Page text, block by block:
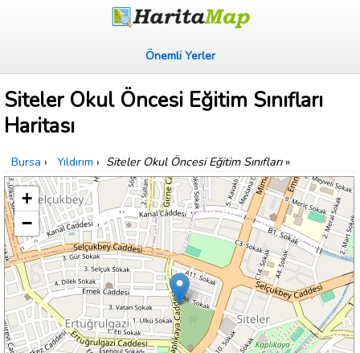
Önemli Yerler
Siteler Okul Öncesi Eğitim Sınıfları
Haritası
Bursa › Yıldırım › Siteler Okul Öncesi Eğitim Sınıfları»
+
−